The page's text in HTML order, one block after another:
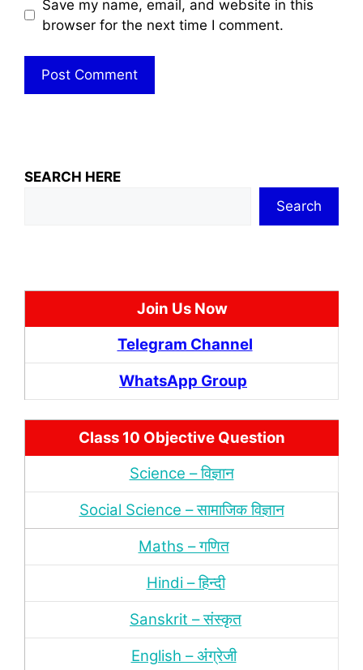
Save my name, email, and website in this
browser for the next time I comment.
SEARCH HERE
Search
Join Us Now
Telegram Channel
WhatsApp Group
Class 10 Objective Question
Science – विज्ञान
Social Science – सामाजिक विज्ञान
Maths – गणित
Hindi – हिन्‍दी
Sanskrit – संस्‍कृत
English – अंंग्रेजी